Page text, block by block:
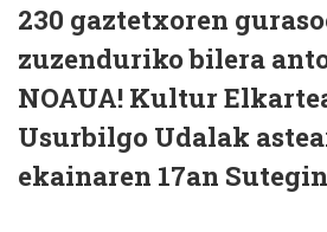
230 gaztetxoren
zuzenduriko bilera
NOAUA! Kultur
Usurbilgo Udalak
ekainaren 17an